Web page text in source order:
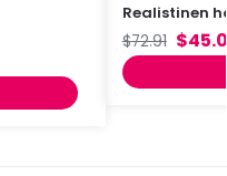
Realistinen
$72.91 $